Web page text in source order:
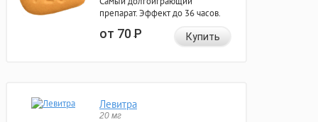
препарат. Эффект до 36 часов.
от 70Р Купить
Левитра
20 мг